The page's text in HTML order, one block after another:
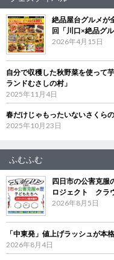
絶品屋台グルメが
回「川口×絶品グ
2026年4月15日
自分で収穫した秋野菜を使って
ランドむさしの村」
2025年11月4日
春だけじゃもったいないさくら
2025年10月23日
ふむふむ
四日市の公害克服
ロジェクト クラ
2026年8月5日
「中東発」値上げラッシュが
2026年8月4日